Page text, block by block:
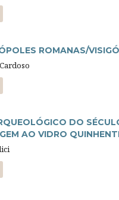
ROMANAS/
DO
AO VIDRO